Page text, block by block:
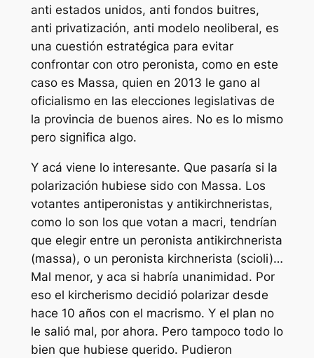
anti estados unidos, anti fondos buitres,
anti privatización, anti modelo neoliberal, es
una cuestión estratégica para evitar
confrontar con otro peronista, como en este
caso es Massa, quien en 2013 le gano al
oficialismo en las elecciones legislativas de
la provincia de buenos aires. No es lo mismo
pero significa algo.
Y acá viene lo interesante. Que pasaría si la
polarización hubiese sido con Massa. Los
votantes antiperonistas y antikirchneristas,
como lo son los que votan a macri, tendrían
que elegir entre un peronista antikirchnerista
(massa), o un peronista kirchnerista (scioli)…
Mal menor, y aca si habría unanimidad. Por
eso el kircherismo decidió polarizar desde
hace 10 años con el macrismo. Y el plan no
le salió mal, por ahora. Pero tampoco todo lo
bien que hubiese querido. Pudieron